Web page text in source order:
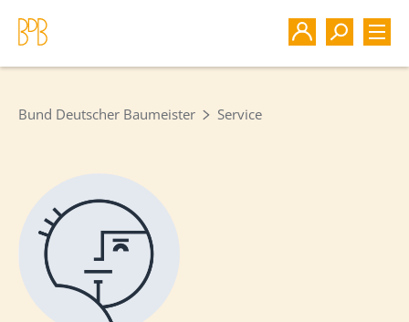
Bund Deutscher Baumeister Service